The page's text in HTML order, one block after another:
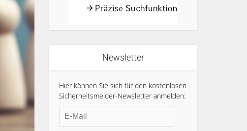
Newsletter
Hier können Sie sich für den kostenlosen
Sicherheitsmelder-Newsletter anmelden: